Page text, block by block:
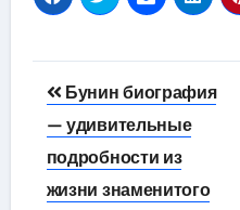
Навигация
по
записям
Бунин биография
— удивительные
подробности из
жизни знаменитого